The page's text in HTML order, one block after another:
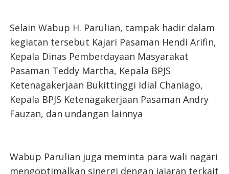
Selain Wabup H. Parulian, tampak hadir dalam
kegiatan tersebut Kajari Pasaman Hendi Arifin,
Kepala Dinas Pemberdayaan Masyarakat
Pasaman Teddy Martha, Kepala BPJS
Ketenagakerjaan Bukittinggi Idial Chaniago,
Kepala BPJS Ketenagakerjaan Pasaman Andry
Fauzan, dan undangan lainnya
Wabup Parulian juga meminta para wali nagari
mengoptimalkan sinergi dengan jajaran terkait